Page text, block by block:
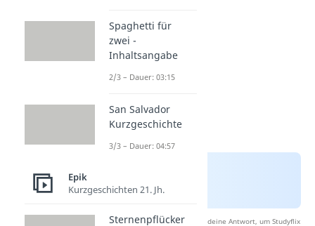
Nach Beantwortung speichern wir deine Antwort, um Studyflix
Spaghetti für
zwei -
Inhaltsangabe
2/3 – Dauer: 03:15
San Salvador
Kurzgeschichte
3/3 – Dauer: 04:57
Epik
Kurzgeschichten 21. Jh.
Sternenpflücker